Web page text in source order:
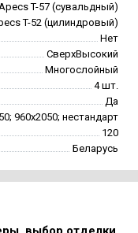
T-57 (сувальдный)
T-52 (цилиндровый)
Нет
СверхВысокий
Многослойный
4 шт.
Да
960х2050; нестандарт
120
Беларусь